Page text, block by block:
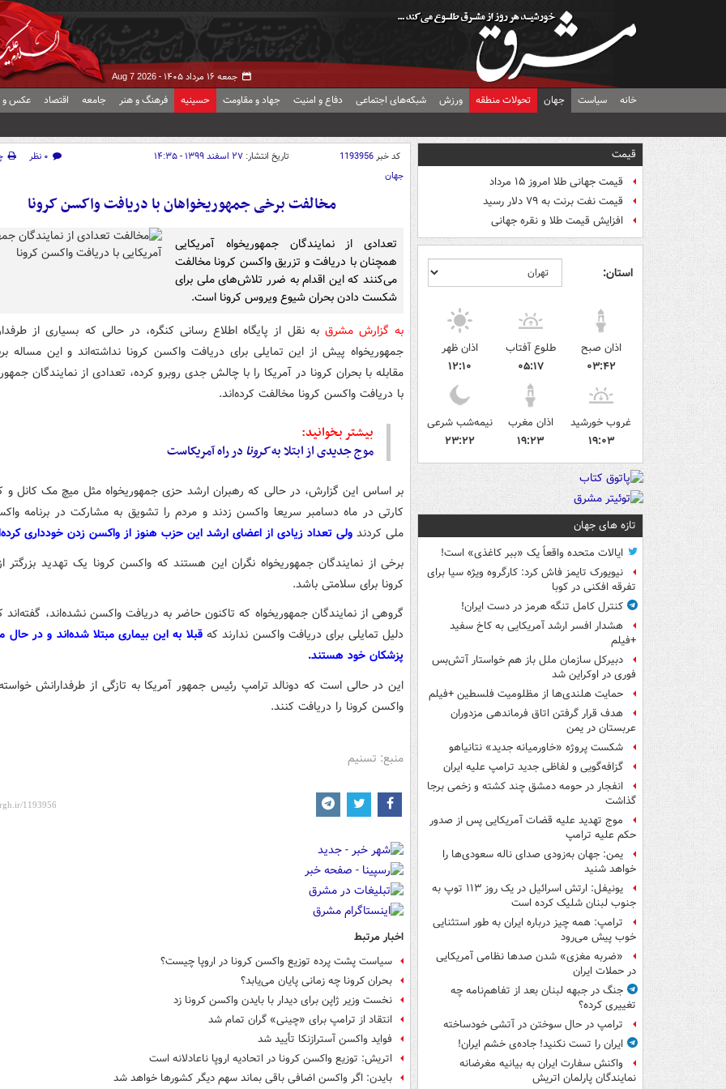
جمعه ۱۶ مرداد ۱۴۰۵ - Aug 7 2026
خانه سیاست جهان تحولات منطقه ورزش شبکه‌های اجتماعی دفاع و امنیت جهاد و مقاومت حسینیه فرهنگ و هنر جامعه اقتصاد عکس و
قیمت
قیمت جهانی طلا امروز ۱۵ مرداد
قیمت نفت برنت به ۷۹ دلار رسید
افزایش قیمت طلا و نقره جهانی
استان:
اذان صبح
۰۳:۴۲
طلوع آفتاب
۰۵:۱۷
اذان ظهر
۱۲:۱۰
غروب خورشید
۱۹:۰۳
اذان مغرب
۱۹:۲۳
نیمه‌شب شرعی
۲۳:۲۲
تازه های جهان
ایالات متحده واقعاً یک «ببر کاغذی» است!
نیویورک تایمز فاش کرد: کارگروه ویژه سیا برای
تفرقه افکنی در کوبا
کنترل کامل تنگه هرمز در دست ایران!
هشدار افسر ارشد آمریکایی به کاخ سفید
+فیلم
دبیرکل سازمان ملل باز هم خواستار آتش‌بس
فوری در اوکراین شد
حمایت هلندی‌ها از مظلومیت فلسطین +فیلم
هدف قرار گرفتن اتاق‌ فرماندهی مزدوران
عربستان در یمن
شکست پروژه «خاورمیانه جدید» نتانیاهو
گزافه‌گویی و لفاظی جدید ترامپ علیه ایران
انفجار در حومه دمشق چند کشته و زخمی برجا
گذاشت
موج تهدید علیه قضات آمریکایی پس از صدور
حکم علیه ترامپ
یمن: جهان به‌زودی صدای ناله سعودی‌ها را
خواهد شنید
یونیفل: ارتش اسرائیل در یک روز ۱۱۳ توپ به
جنوب لبنان شلیک کرده است
ترامپ: همه چیز درباره ایران به طور استثنایی
خوب پیش می‌رود
«ضربه مغزی» شدن صدها نظامی آمریکایی
در حملات ایران
جنگ در جبهه لبنان بعد از تفاهم‌نامه چه
تغییری کرده؟
ترامپ در حال سوختن در آتشی خودساخته
ایران را تست نکنید! جاده‌ی خشم ایران!
واکنش سفارت ایران به بیانیه مغرضانه
نمایندگان پارلمان اتریش
کد خبر1193956 تاریخ انتشار: ۲۷ اسفند ۱۳۹۹ - ۱۴:۳۵ ۰ نظر
جهان
مخالفت برخی جمهوریخواهان با دریافت واکسن کرونا
تعدادی از نمایندگان جمهوریخواه آمریکایی
همچنان با دریافت و تزریق واکسن کرونا مخالفت
می‌کنند که این اقدام به ضرر تلاش‌های ملی برای
شکست دادن بحران شیوع ویروس کرونا است.
به گزارش مشرق به نقل از پایگاه اطلاع رسانی کنگره، در حالی که بسیاری از
جمهوریخواه پیش از این تمایلی برای دریافت واکسن کرونا نداشته‌اند و این مساله
مقابله با بحران کرونا در آمریکا را با چالش جدی روبرو کرده، تعدادی از نمایندگان
با دریافت واکسن کرونا مخالفت کرده‌اند.
بیشتر بخوانید:
موج جدیدی از ابتلا بهکرونادر راه آمریکاست
بر اساس این گزارش، در حالی که رهبران ارشد حزی جمهوریخواه مثل میچ مک کانل
کارتی در ماه دسامبر سریعا واکسن زدند و مردم را تشویق به مشارکت در برنامه
ملی کردند ولی تعداد زیادی از اعضای ارشد این حزب هنوز از واکسن زدن خودداری
برخی از نمایندگان جمهوریخواه نگران این هستند که واکسن کرونا یک تهدید بزرگتر
کرونا برای سلامتی باشد.
گروهی از نمایندگان جمهوریخواه که تاکنون حاضر به دریافت واکسن نشده‌اند، گفته‌اند
دلیل تمایلی برای دریافت واکسن ندارند که قبلا به این بیماری مبتلا شده‌اند و در
پزشکان خود هستند.
این در حالی است که دونالد ترامپ رئیس جمهور آمریکا به تازگی از طرفدارانش
واکسن کرونا را دریافت کنند.
منبع: تسنیم
اخبار مرتبط
سیاست پشت پرده توزیع واکسن کرونا در اروپا چیست؟
بحران کرونا چه زمانی پایان می‌یابد؟
نخست وزیر ژاپن برای دیدار با بایدن واکسن کرونا زد
انتقاد از ترامپ برای «چینی» گران تمام شد
فواید واکسن آسترازنکا تأیید شد
اتریش: توزیع واکسن کرونا در اتحادیه اروپا ناعادلانه است
بایدن: اگر واکسن اضافی باقی بماند سهم دیگر کشورها خواهد شد